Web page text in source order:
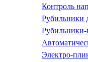
Контроль
Рубильники
Рубильники-
Электро-